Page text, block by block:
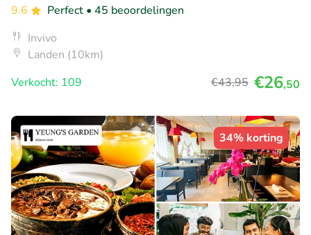
9.6
Perfect • 45 beoordelingen
Invivo
Landen (10km)
Verkocht: 109
€43,95 €26,50
34% korting